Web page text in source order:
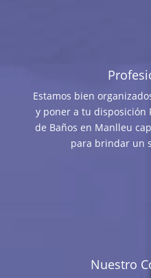
Estamos bien
y poner a tu disposición
de Baños en Manlleu
para brindar un
Nuestro